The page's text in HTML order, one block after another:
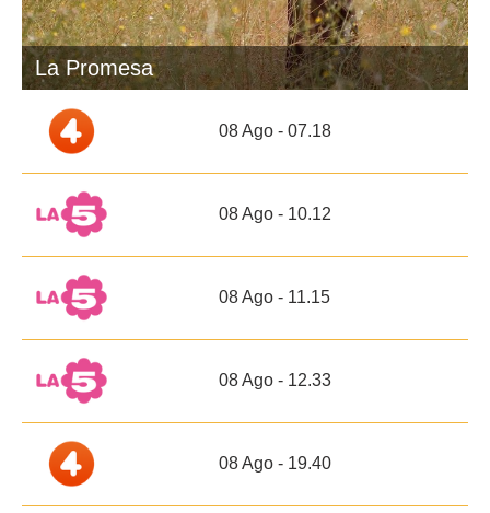
La Promesa
08 Ago - 07.18
08 Ago - 10.12
08 Ago - 11.15
08 Ago - 12.33
08 Ago - 19.40